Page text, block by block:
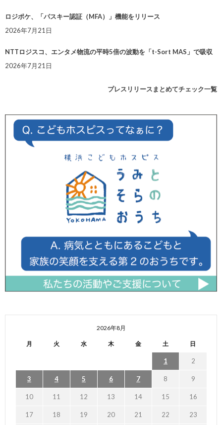
ロジポケ、「パスキー認証（MFA）」機能をリリース
2026年7月21日
NTTロジスコ、エンタメ物流の平時5倍の波動を「t-Sort MAS」で吸収
2026年7月21日
プレスリリースまとめてチェック一覧
2026年8月
月 火 水 木 金 土 日
1 2
3 4 5 6 7 8 9
10 11 12 13 14 15 16
17 18 19 20 21 22 23